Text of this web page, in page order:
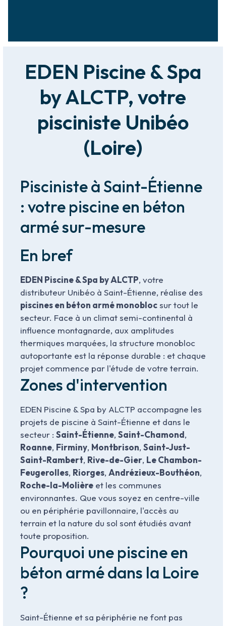
EDEN Piscine & Spa
by ALCTP, votre
pisciniste Unibéo
(Loire)
Pisciniste à Saint-Étienne
: votre piscine en béton
armé sur-mesure
En bref
EDEN Piscine & Spa by ALCTP, votre
distributeur Unibéo à Saint-Étienne, réalise des
piscines en béton armé monoblocsur tout le
secteur. Face à un climat semi-continental à
influence montagnarde, aux amplitudes
thermiques marquées, la structure monobloc
autoportante est la réponse durable : et chaque
projet commence par l'étude de votre terrain.
Zones d'intervention
EDEN Piscine & Spa by ALCTP accompagne les
projets de piscine à Saint-Étienne et dans le
secteur : Saint-Étienne, Saint-Chamond,
Roanne, Firminy, Montbrison, Saint-Just-
Saint-Rambert, Rive-de-Gier, Le Chambon-
Feugerolles, Riorges, Andrézieux-Bouthéon,
Roche-la-Molière et les communes
environnantes. Que vous soyez en centre-ville
ou en périphérie pavillonnaire, l'accès au
terrain et la nature du sol sont étudiés avant
toute proposition.
Pourquoi une piscine en
béton armé dans la Loire
?
Saint-Étienne et sa périphérie ne font pas